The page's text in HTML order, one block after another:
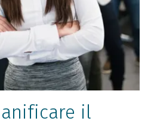
il